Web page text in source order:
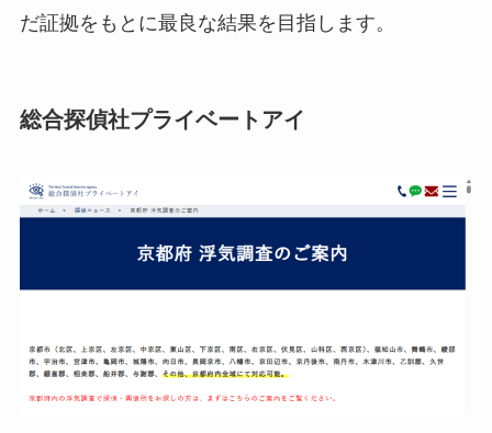
だ証拠をもとに最良な結果を目指します。
総合探偵社プライベートアイ